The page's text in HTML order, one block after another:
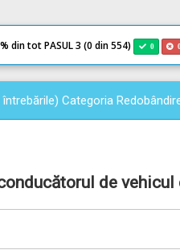
% din tot PASUL 3 (0 din 554) 0 0
Categoria
de